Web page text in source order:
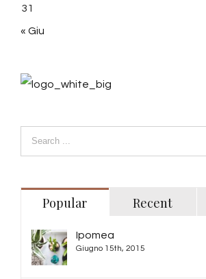
31
« Giu
Popular
Recent
Ipomea
Giugno 15th, 2015